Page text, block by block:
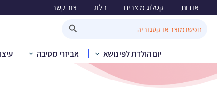
אודות קטלוג מוצרים בלוג צור קשר
for:
יום הולדת לפי נושא אביזרי מסיבה